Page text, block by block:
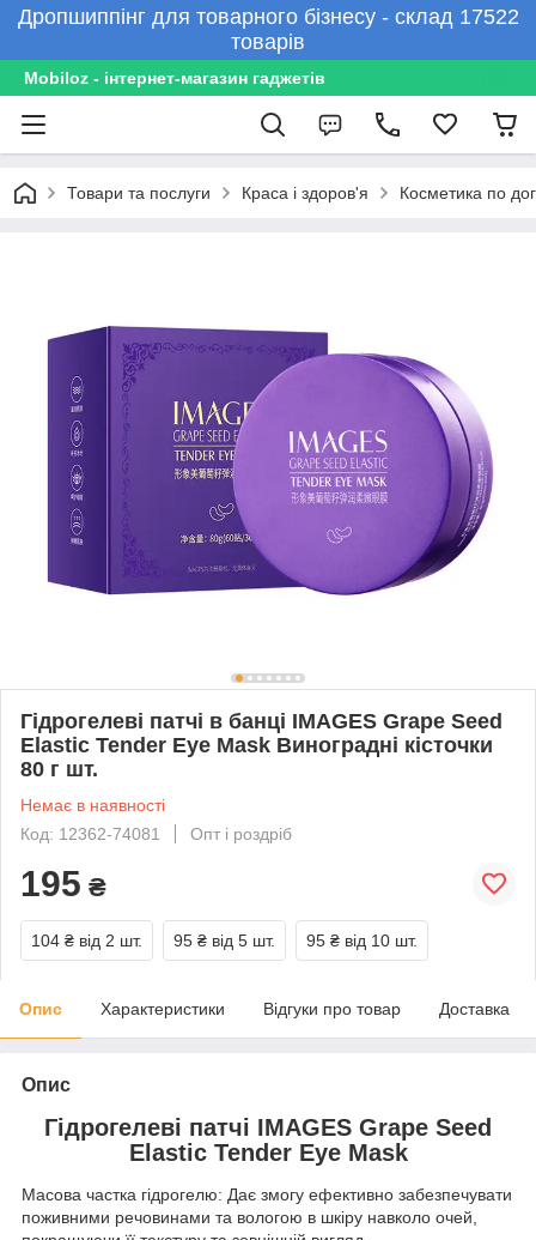
Дропшиппінг для товарного бізнесу - склад 17522
товарів
Mobiloz - інтернет-магазин гаджетів
Товари та послуги Краса і здоров'я Косметика по
Гідрогелеві патчі в банці IMAGES Grape Seed
Elastic Tender Eye Mask Виноградні кісточки
80 г шт.
Немає в наявності
Код: 12362-74081
Опт і роздріб
195 ₴
104 ₴ від 2 шт. 95 ₴ від 5 шт. 95 ₴ від 10 шт.
Опис Характеристики Відгуки про товар Доставка
Опис
Гідрогелеві патчі IMAGES Grape Seed
Elastic Tender Eye Mask
Масова частка гідрогелю: Дає змогу ефективно забезпечувати
поживними речовинами та вологою в шкіру навколо очей,